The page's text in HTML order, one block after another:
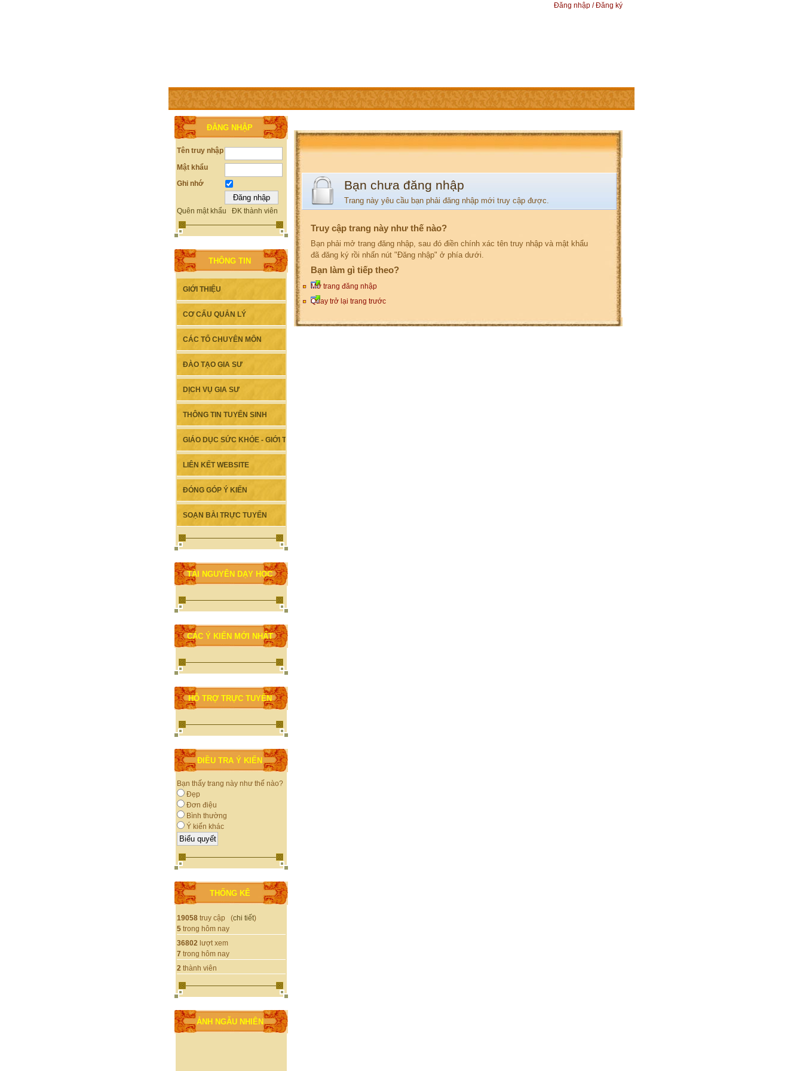
Đăng nhập / Đăng ký
TRANG CHỦ THÀNH VIÊN TRỢ GIÚP LIÊN HỆ
ĐĂNG NHẬP
Tên truy nhập
Mật khẩu
Ghi nhớ
Quên mật khẩu ĐK thành viên
THÔNG TIN
GIỚI THIỆU
CƠ CẤU QUẢN LÝ
CÁC TỔ CHUYÊN MÔN
ĐÀO TẠO GIA SƯ
DỊCH VỤ GIA SƯ
THÔNG TIN TUYỂN SINH
GIÁO DỤC SỨC KHỎE - GIỚI TÍNH
LIÊN KẾT WEBSITE
ĐÓNG GÓP Ý KIẾN
SOẠN BÀI TRỰC TUYẾN
TÀI NGUYÊN DẠY HỌC
CÁC Ý KIẾN MỚI NHẤT
HỖ TRỢ TRỰC TUYẾN
ĐIỀU TRA Ý KIẾN
Bạn thấy trang này như thế nào?
Đẹp
Đơn điệu
Bình thường
Ý kiến khác
THỐNG KÊ
19058 truy cập (chi tiết)
5 trong hôm nay
36802 lượt xem
7 trong hôm nay
2 thành viên
ẢNH NGẪU NHIÊN
Bạn chưa đăng nhập
Trang này yêu cầu bạn phải đăng nhập mới truy cập được.
Truy cập trang này như thế nào?
Bạn phải mở trang đăng nhập, sau đó điền chính xác tên truy nhập và mật khẩu
đã đăng ký rồi nhấn nút "Đăng nhập" ở phía dưới.
Bạn làm gì tiếp theo?
Mở trang đăng nhập
Quay trở lại trang trước